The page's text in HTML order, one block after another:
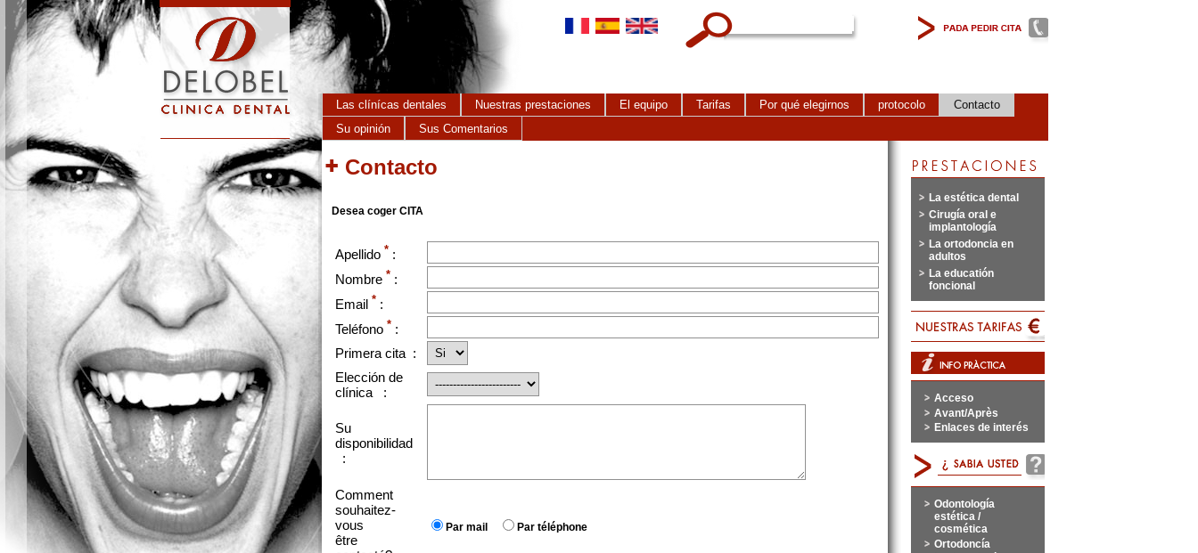
Pasar al contenido principal
Search this site
Las clínícas dentales Nuestras prestaciones El equipo Tarifas Por qué elegirnos protocolo
Contacto
Su opinión
Sus Comentarios
Contacto
Desea coger CITA
Apellido * :
Nombre * :
Email * :
Teléfono * :
Primera cita :
Elección de
clínica :
Su
disponibilidad
:
Comment
souhaitez-
vous
être
Par mail Par téléphone
La estética dental
Cirugía oral e
implantología
La ortodoncia en
adultos
La educatión
foncional
Acceso
Avant/Après
Enlaces de interés
Odontología
estética /
cosmética
Ortodoncía